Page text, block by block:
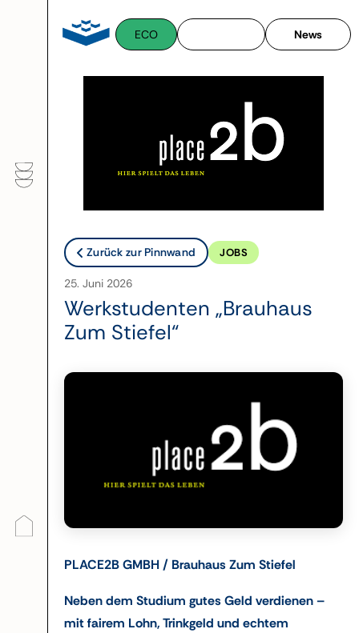
ECO News
Zurück zur Pinnwand JOBS
25. Juni 2026
Werkstudenten „Brauhaus
Zum Stiefel“
PLACE2B GMBH / Brauhaus Zum Stiefel
Neben dem Studium gutes Geld verdienen –
mit fairem Lohn, Trinkgeld und echtem